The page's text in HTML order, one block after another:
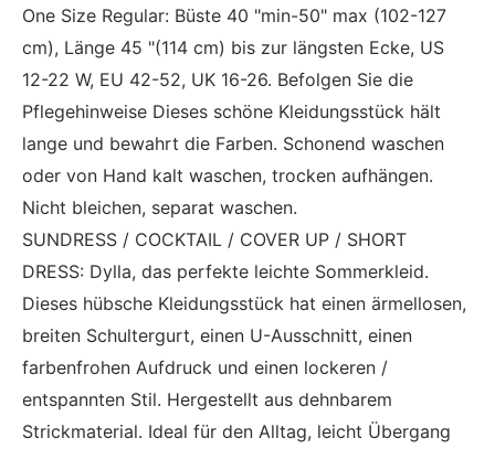
One Size Regular: Büste 40 "min-50" max (102-127
cm), Länge 45 "(114 cm) bis zur längsten Ecke, US
12-22 W, EU 42-52, UK 16-26. Befolgen Sie die
Pflegehinweise Dieses schöne Kleidungsstück hält
lange und bewahrt die Farben. Schonend waschen
oder von Hand kalt waschen, trocken aufhängen.
Nicht bleichen, separat waschen.
SUNDRESS / COCKTAIL / COVER UP / SHORT
DRESS: Dylla, das perfekte leichte Sommerkleid.
Dieses hübsche Kleidungsstück hat einen ärmellosen,
breiten Schultergurt, einen U-Ausschnitt, einen
farbenfrohen Aufdruck und einen lockeren /
entspannten Stil. Hergestellt aus dehnbarem
Strickmaterial. Ideal für den Alltag, leicht Übergang